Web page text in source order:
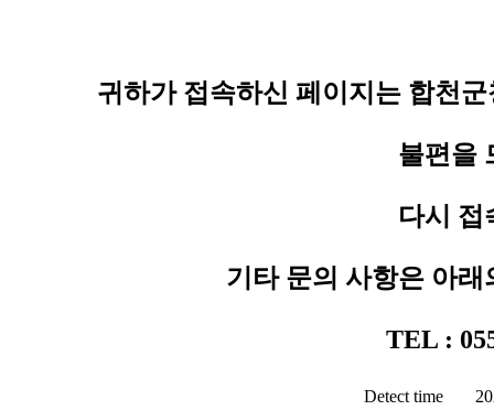
귀하가 접속하신 페이지는 합천
불편을
다시 접
기타 문의 사항은 아
TEL :
Detect time